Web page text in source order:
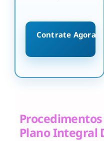
Contrate Agora
Plano Integral